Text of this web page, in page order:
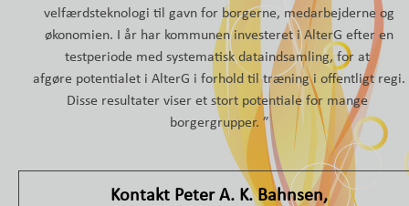
velfærdsteknologi til gavn for borgerne, medarbejderne og
økonomien. I år har kommunen investeret i AlterG efter en
testperiode med systematisk dataindsamling, for at
afgøre potentialet i AlterG i forhold til træning i offentligt regi.
Disse resultater viser et stort potentiale for mange
borgergrupper. ”
Kontakt Peter A. K. Bahnsen,